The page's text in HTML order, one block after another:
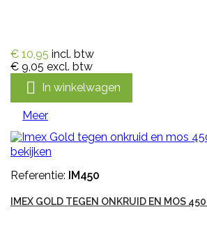
€ 10,95 incl. btw
€ 9,05 excl. btw
 In winkelwagen
Meer
bekijken
Referentie: IM450
IMEX GOLD TEGEN ONKRUID EN MOS